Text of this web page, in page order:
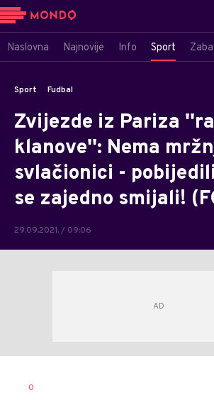
Naslovna Najnovije Info Sport
Sport Fudbal
Zvijezde iz Pariza
klanove'': Nema
svlačionici -
se zajedno smijali!
29.09.2021. / 09:06
AUTOR
0